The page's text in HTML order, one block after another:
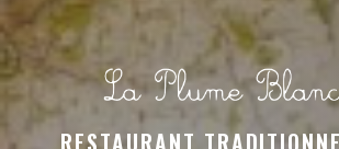
LA PLUME BLANCHE